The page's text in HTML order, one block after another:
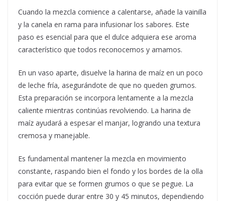
Cuando la mezcla comience a calentarse, añade la vainilla
y la canela en rama para infusionar los sabores. Este
paso es esencial para que el dulce adquiera ese aroma
característico que todos reconocemos y amamos.
En un vaso aparte, disuelve la harina de maíz en un poco
de leche fría, asegurándote de que no queden grumos.
Esta preparación se incorpora lentamente a la mezcla
caliente mientras continúas revolviendo. La harina de
maíz ayudará a espesar el manjar, logrando una textura
cremosa y manejable.
Es fundamental mantener la mezcla en movimiento
constante, raspando bien el fondo y los bordes de la olla
para evitar que se formen grumos o que se pegue. La
cocción puede durar entre 30 y 45 minutos, dependiendo